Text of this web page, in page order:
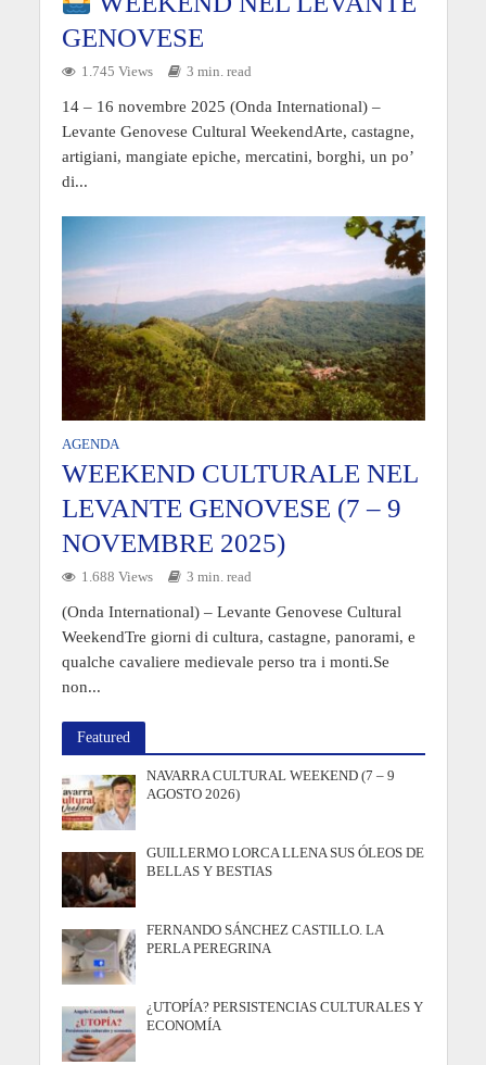
GENOVESE
1.745 Views 3 min. read
14 – 16 novembre 2025 (Onda International) –
Levante Genovese Cultural WeekendArte, castagne,
artigiani, mangiate epiche, mercatini, borghi, un po’
di...
AGENDA
WEEKEND CULTURALE NEL
LEVANTE GENOVESE (7 – 9
NOVEMBRE 2025)
1.688 Views 3 min. read
(Onda International) – Levante Genovese Cultural
WeekendTre giorni di cultura, castagne, panorami, e
qualche cavaliere medievale perso tra i monti.Se
non...
Featured
NAVARRA CULTURAL WEEKEND (7 – 9
AGOSTO 2026)
GUILLERMO LORCA LLENA SUS ÓLEOS DE
BELLAS Y BESTIAS
FERNANDO SÁNCHEZ CASTILLO. LA
PERLA PEREGRINA
¿UTOPÍA? PERSISTENCIAS CULTURALES Y
ECONOMÍA